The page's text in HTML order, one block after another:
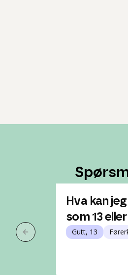
Forrige slide
Hva kan
som 13
Gutt, 13